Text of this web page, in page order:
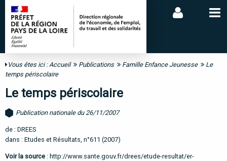
Vous êtes ici :Accueil Publications Famille Enfance Jeunesse
Le
temps périscolaire
Le temps périscolaire
Publication nationale du 26/11/2007
de : DREES
dans : Etudes et Résultats, n°611 (2007)
Voir la source : http://www.sante.gouv.fr/drees/etude-resultat/er-